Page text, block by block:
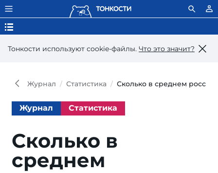
Тонкости используют сookie-файлы. Что это значит?
Журнал Статистика Сколько в среднем
Журнал Статистика
Сколько в
среднем